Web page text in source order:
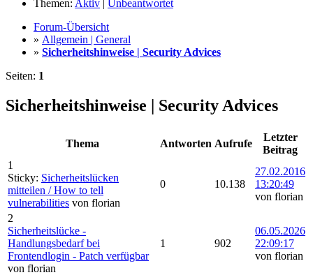
Themen: Aktiv | Unbeantwortet
Forum-Übersicht
» Allgemein | General
» Sicherheitshinweise | Security Advices
Seiten: 1
Sicherheitshinweise | Security Advices
Thema Antworten Aufrufe
Letzter
Beitrag
1
Sticky: Sicherheitslücken
mitteilen / How to tell
vulnerabilities von florian
0 10.138
27.02.2016
13:20:49
von florian
2
Sicherheitslücke -
Handlungsbedarf bei
Frontendlogin - Patch verfügbar
von florian
1 902
06.05.2026
22:09:17
von florian